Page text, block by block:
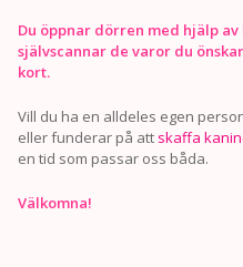
Du öppnar dörren med hjälp
självscannar de varor du
kort.
Vill du ha en alldeles egen
eller funderar på att skaffa
en tid som passar oss båda.
Välkomna!